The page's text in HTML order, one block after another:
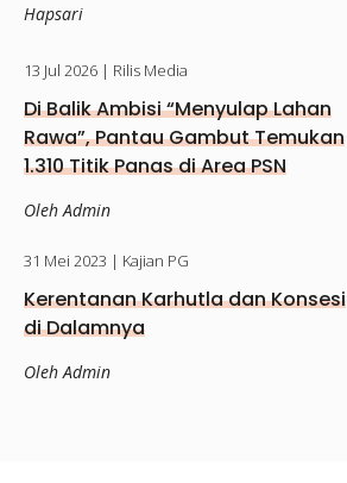
Hapsari
13 Jul 2026 | Rilis Media
Di Balik Ambisi “Menyulap Lahan
Rawa”, Pantau Gambut Temukan
1.310 Titik Panas di Area PSN
Oleh Admin
31 Mei 2023 | Kajian PG
Kerentanan Karhutla dan Konsesi
di Dalamnya
Oleh Admin